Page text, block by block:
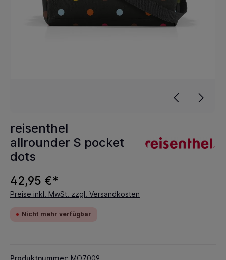
reisenthel
allrounder S pocket
dots
42,95 €*
Preise inkl. MwSt. zzgl. Versandkosten
Nicht mehr verfügbar
Produktnummer: MO7009